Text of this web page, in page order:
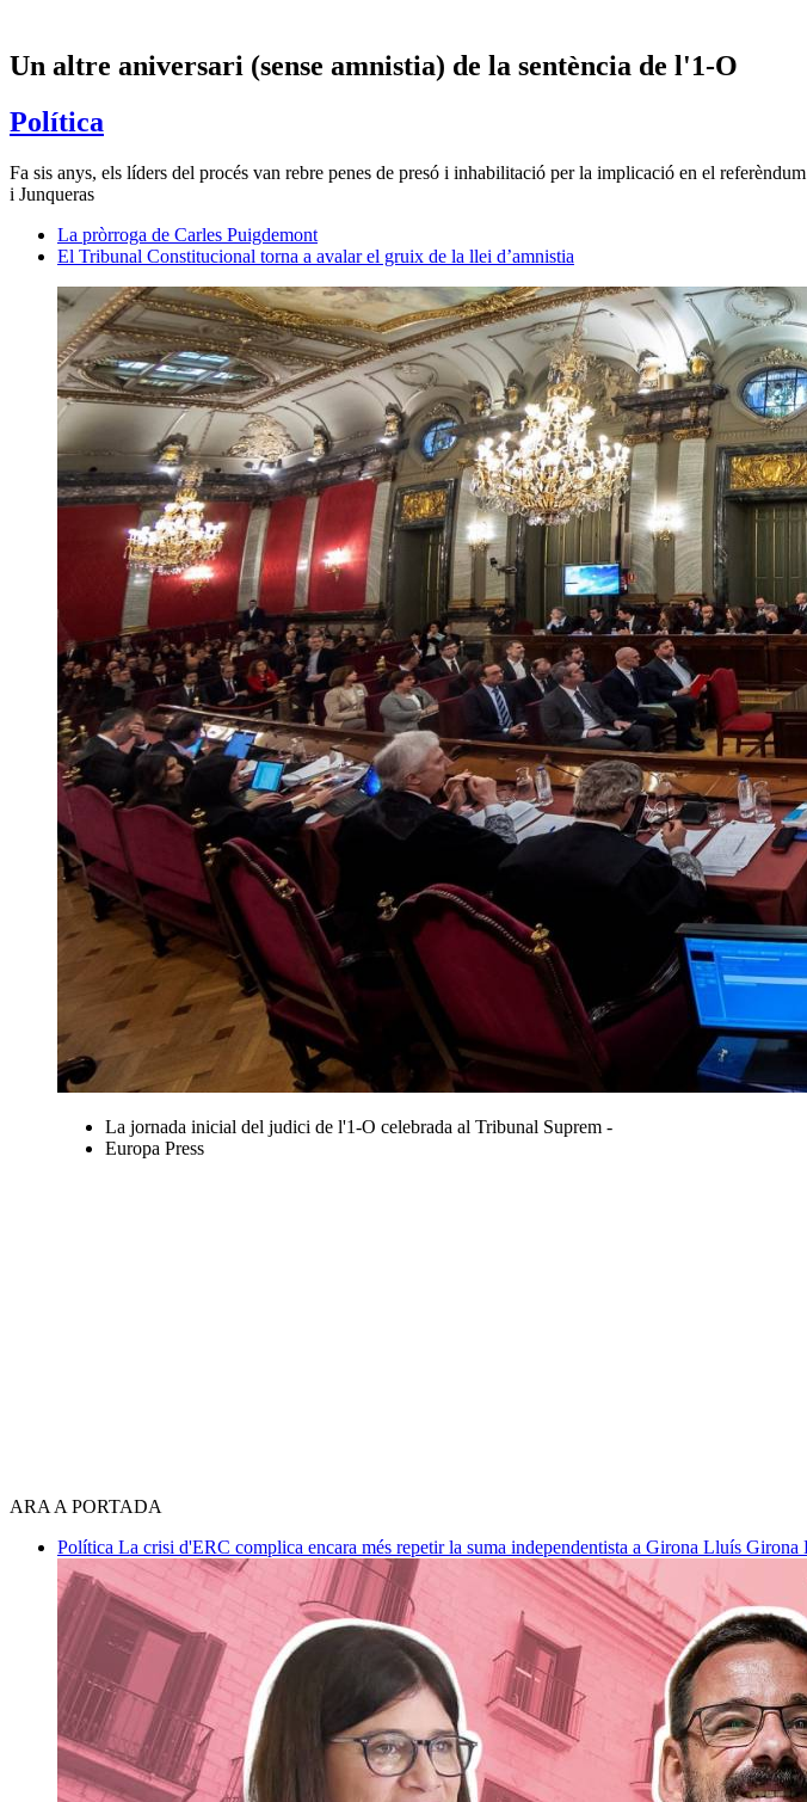
Un altre aniversari (sense amnistia) de la sentència de l'1-O
Política
Fa sis anys, els líders del procés van rebre penes de presó i inhabilitació per la implicació en el
i Junqueras
La pròrroga de Carles Puigdemont
El Tribunal Constitucional torna a avalar el gruix de la llei d’amnistia
La jornada inicial del judici de l'1-O celebrada al Tribunal Suprem -
Europa Press
ARA A PORTADA
Política La crisi d'ERC complica encara més repetir la suma independentista a Girona Lluís Girona